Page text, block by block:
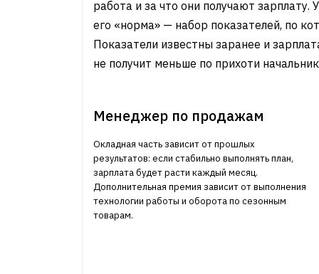
работа и за что они получают
его «норма» — набор показателей, по
Показатели известны заранее и
не получит меньше по прихоти
Менеджер по продажам
Окладная часть зависит от прошлых
результатов: если стабильно выполнять план,
зарплата будет расти каждый месяц.
Дополнительная премия зависит от выполнения
технологии работы и оборота по сезонным
товарам.